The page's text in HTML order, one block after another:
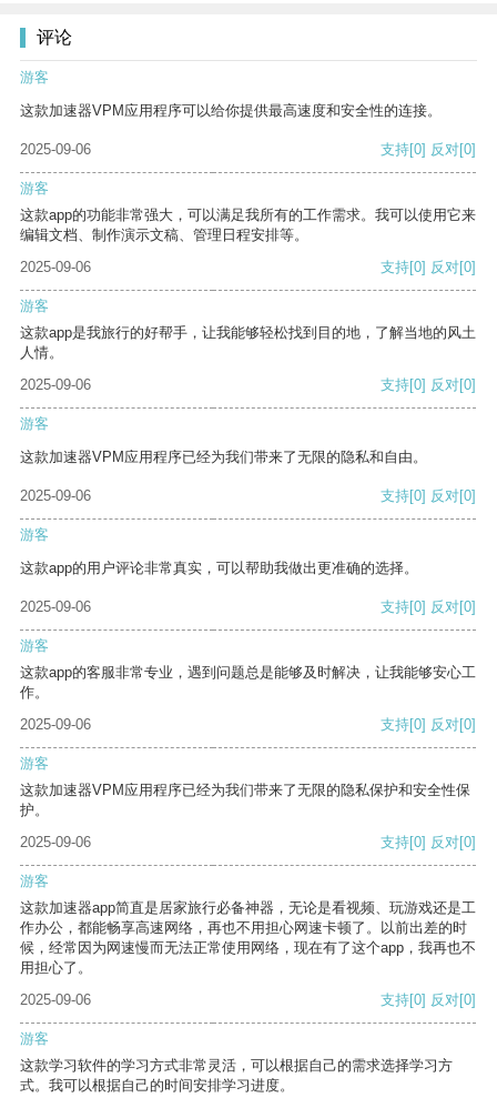
评论
游客
这款加速器VPM应用程序可以给你提供最高速度和安全性的连接。
2025-09-06 支持[0] 反对[0]
游客
这款app的功能非常强大，可以满足我所有的工作需求。我可以使用它来
编辑文档、制作演示文稿、管理日程安排等。
2025-09-06
支持[0] 反对[0]
游客
这款app是我旅行的好帮手，让我能够轻松找到目的地，了解当地的风土
人情。
2025-09-06
支持[0] 反对[0]
游客
这款加速器VPM应用程序已经为我们带来了无限的隐私和自由。
2025-09-06 支持[0] 反对[0]
游客
这款app的用户评论非常真实，可以帮助我做出更准确的选择。
2025-09-06 支持[0] 反对[0]
游客
这款app的客服非常专业，遇到问题总是能够及时解决，让我能够安心工
作。
2025-09-06
支持[0] 反对[0]
游客
这款加速器VPM应用程序已经为我们带来了无限的隐私保护和安全性保
护。
2025-09-06
支持[0] 反对[0]
游客
这款加速器app简直是居家旅行必备神器，无论是看视频、玩游戏还是工
作办公，都能畅享高速网络，再也不用担心网速卡顿了。以前出差的时
候，经常因为网速慢而无法正常使用网络，现在有了这个app，我再也不
用担心了。
2025-09-06
支持[0] 反对[0]
游客
这款学习软件的学习方式非常灵活，可以根据自己的需求选择学习方
式。我可以根据自己的时间安排学习进度。